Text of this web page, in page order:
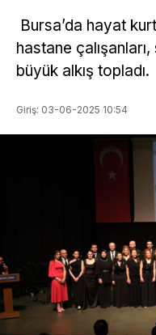
Bursa’da hayat
hastane
büyük alkış topladı.
Giriş: 03-06-2025 10:54